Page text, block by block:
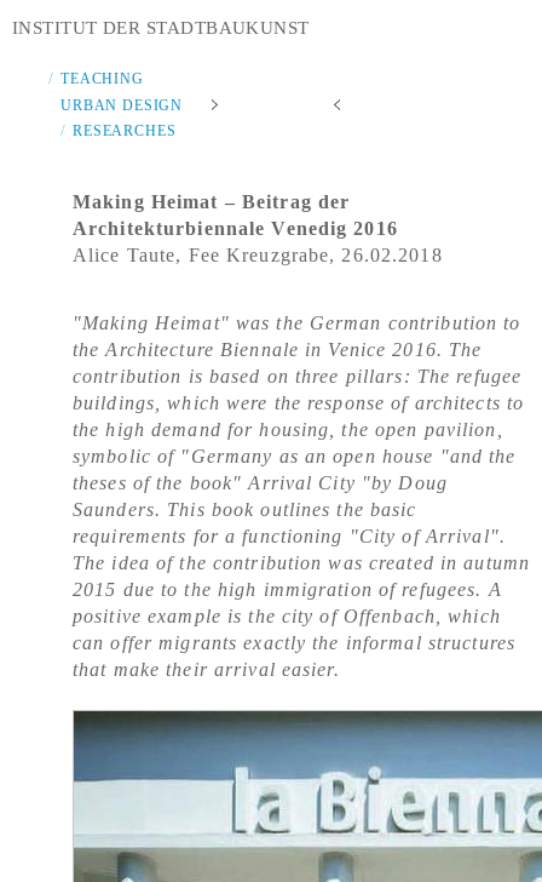
INSTITUT DER STADTBAUKUNST
TEACHING
URBAN DESIGN
RESEARCHES
Making Heimat – Beitrag der
Architekturbiennale Venedig 2016
Alice Taute, Fee Kreuzgrabe, 26.02.2018
"Making Heimat" was the German contribution to
the Architecture Biennale in Venice 2016. The
contribution is based on three pillars: The refugee
buildings, which were the response of architects to
the high demand for housing, the open pavilion,
symbolic of "Germany as an open house "and the
theses of the book" Arrival City "by Doug
Saunders. This book outlines the basic
requirements for a functioning "City of Arrival".
The idea of ​​the contribution was created in autumn
2015 due to the high immigration of refugees. A
positive example is the city of Offenbach, which
can offer migrants exactly the informal structures
that make their arrival easier.